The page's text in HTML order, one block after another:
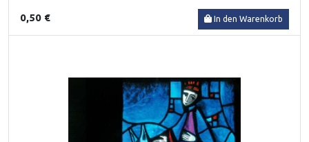
0,50 € In den Warenkorb